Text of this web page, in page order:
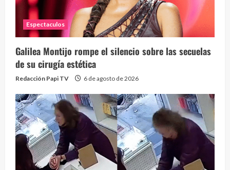
Espectaculos
Galilea Montijo rompe el silencio sobre las secuelas
de su cirugía estética
Redacción Papi TV 6 de agosto de 2026